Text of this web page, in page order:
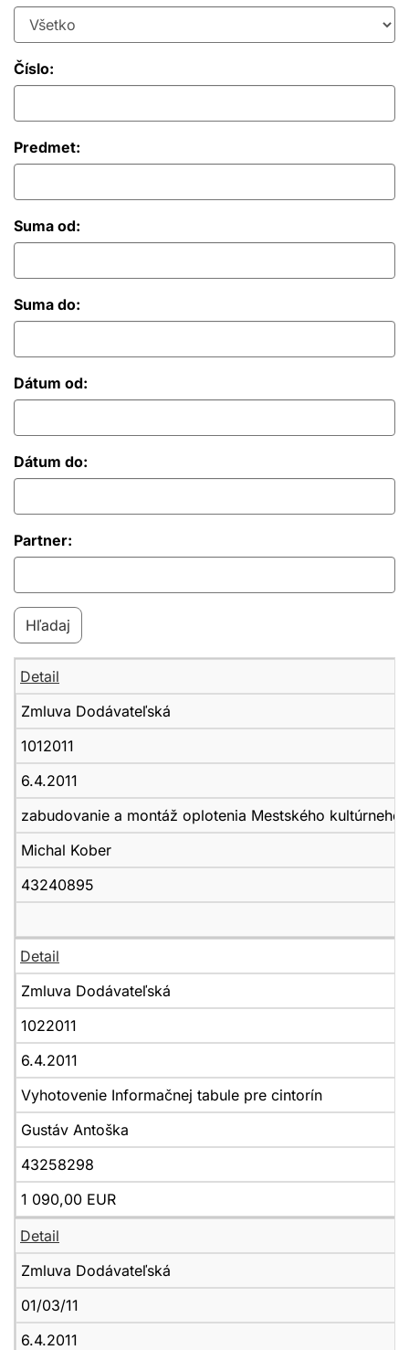
Číslo:
Predmet:
Suma od:
Suma do:
Dátum od:
Dátum do:
Partner:
Detail
Zmluva Dodávateľská
1012011
6.4.2011
zabudovanie a montáž oplotenia Mestského kultúrneho
Michal Kober
43240895
Detail
Zmluva Dodávateľská
1022011
6.4.2011
Vyhotovenie Informačnej tabule pre cintorín
Gustáv Antoška
43258298
1 090,00 EUR
Detail
Zmluva Dodávateľská
01/03/11
6.4.2011